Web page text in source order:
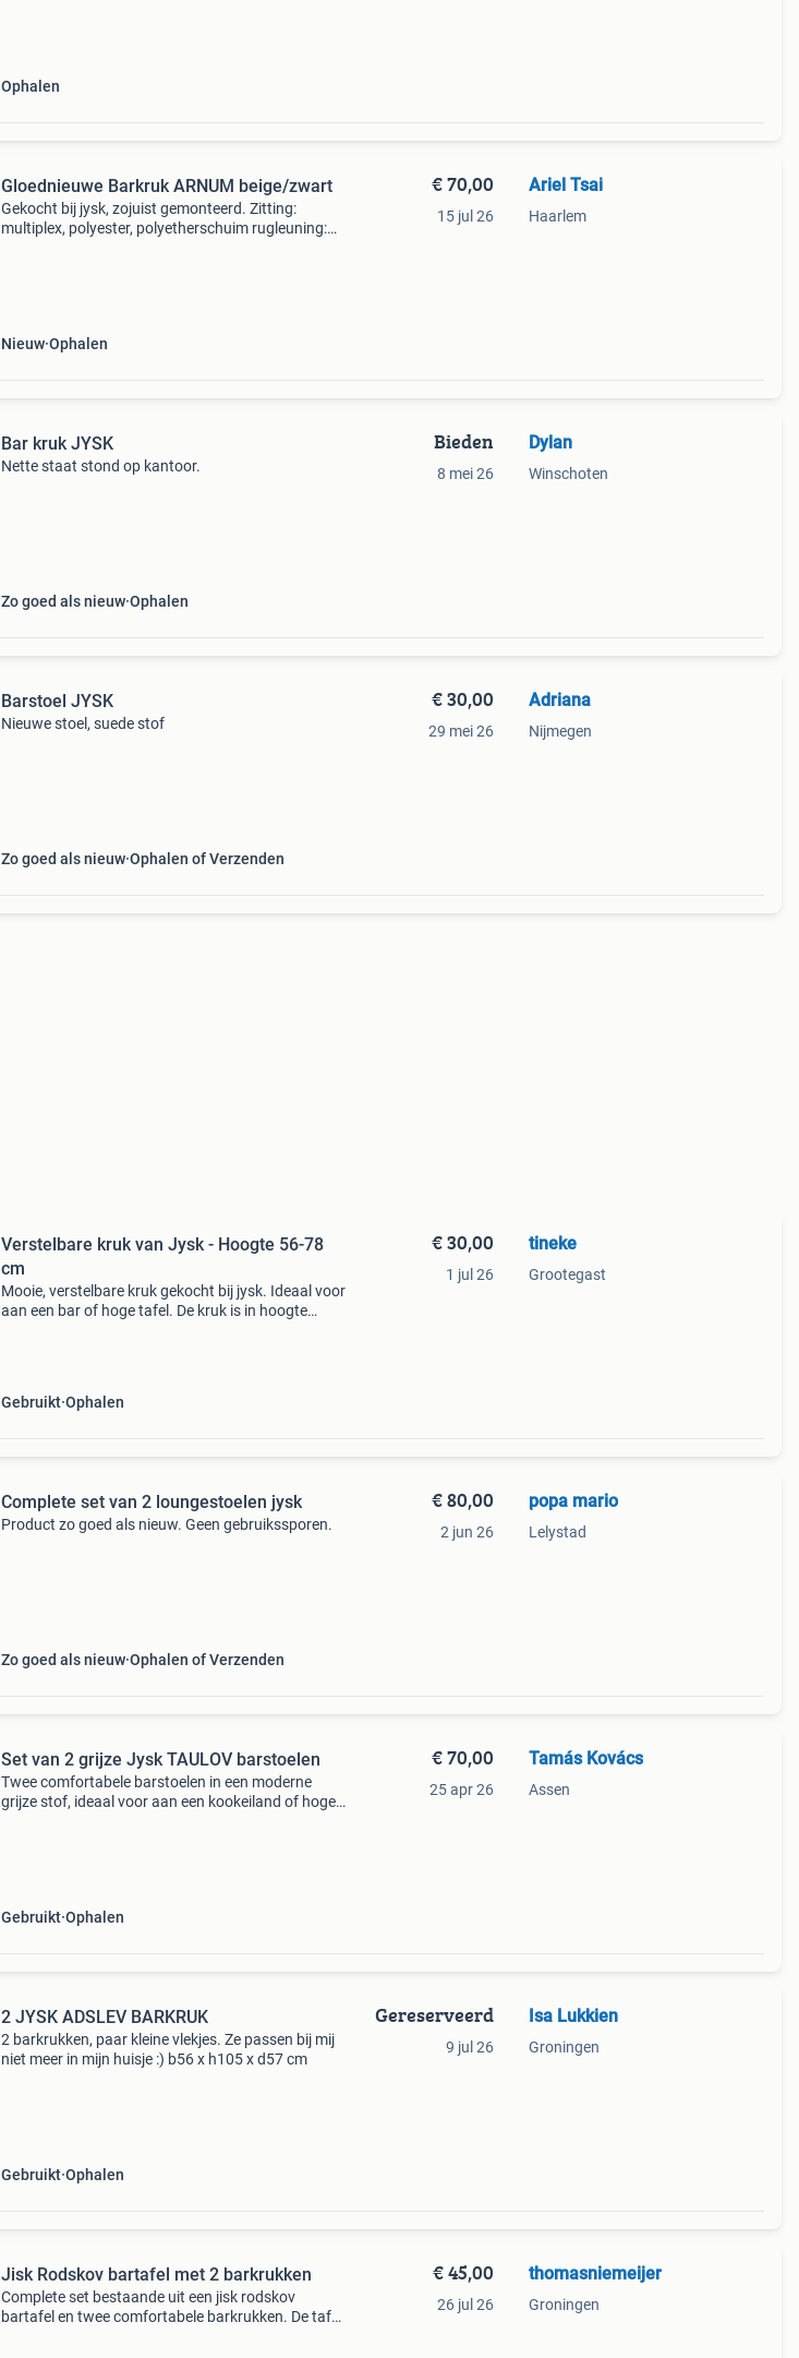
Ophalen
Gloednieuwe Barkruk ARNUM beige/zwart
Gekocht bij jysk, zojuist gemonteerd. Zitting:
multiplex, polyester, polyetherschuim rugleuning:
Nieuw Ophalen
€ 70,00
15 jul 26
Ariel Tsai
Haarlem
Bar kruk JYSK
Nette staat stond op kantoor.
Zo goed als nieuw Ophalen
Bieden
8 mei 26
Dylan
Winschoten
Barstoel JYSK
Nieuwe stoel, suede stof
Zo goed als nieuw Ophalen of Verzenden
€ 30,00
29 mei 26
Adriana
Nijmegen
Verstelbare kruk van Jysk - Hoogte 56-78
cm
Mooie, verstelbare kruk gekocht bij jysk. Ideaal voor
aan een bar of hoge tafel. De kruk is in hoogte
Gebruikt Ophalen
€ 30,00
1 jul 26
tineke
Grootegast
Complete set van 2 loungestoelen jysk
Product zo goed als nieuw. Geen gebruikssporen.
Zo goed als nieuw Ophalen of Verzenden
€ 80,00
2 jun 26
popa mario
Lelystad
Set van 2 grijze Jysk TAULOV barstoelen
Twee comfortabele barstoelen in een moderne
grijze stof, ideaal voor aan een kookeiland of hoge
Gebruikt Ophalen
€ 70,00
25 apr 26
Tamás Kovács
Assen
2 JYSK ADSLEV BARKRUK
2 barkrukken, paar kleine vlekjes. Ze passen bij mij
niet meer in mijn huisje :) b56 x h105 x d57 cm
Gebruikt Ophalen
Gereserveerd
9 jul 26
Isa Lukkien
Groningen
Jisk Rodskov bartafel met 2 barkrukken
Complete set bestaande uit een jisk rodskov
bartafel en twee comfortabele barkrukken. De tafel
€ 45,00
26 jul 26
thomasniemeijer
Groningen